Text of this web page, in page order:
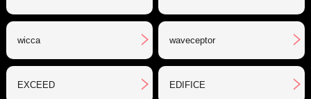
wicca waveceptor
EXCEED EDIFICE